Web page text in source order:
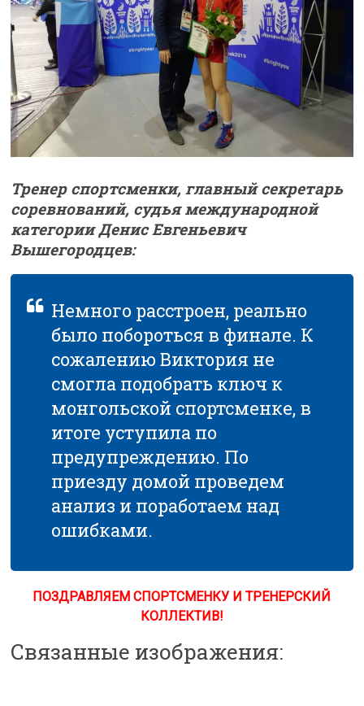
Тренер спортсменки, главный секретарь
соревнований, судья международной
категории Денис Евгеньевич
Вышегородцев:
Немного расстроен, реально
было побороться в финале. К
сожалению Виктория не
смогла подобрать ключ к
монгольской спортсменке, в
итоге уступила по
предупреждению. По
приезду домой проведем
анализ и поработаем над
ошибками.
ПОЗДРАВЛЯЕМ СПОРТСМЕНКУ И ТРЕНЕРСКИЙ
КОЛЛЕКТИВ!
Связанные изображения: